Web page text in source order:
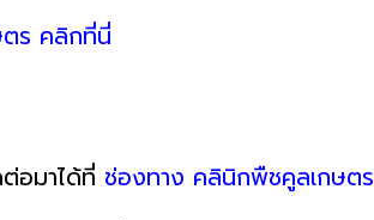
ร คลิกที่นี่
อมาได้ที่ ช่องทาง คลินิกพืชคูลเกษตร